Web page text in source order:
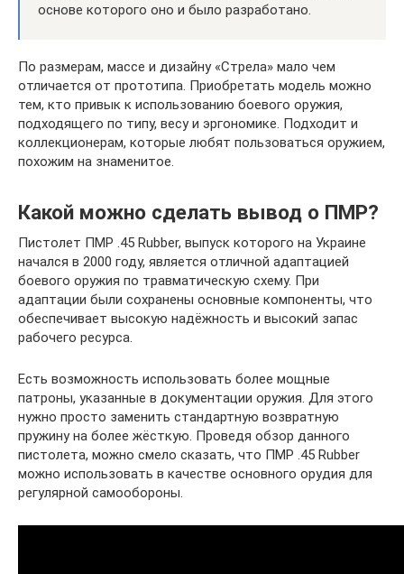
основе которого оно и было разработано.
По размерам, массе и дизайну «Стрела» мало чем
отличается от прототипа. Приобретать модель можно
тем, кто привык к использованию боевого оружия,
подходящего по типу, весу и эргономике. Подходит и
коллекционерам, которые любят пользоваться оружием,
похожим на знаменитое.
Какой можно сделать вывод о ПМР?
Пистолет ПМР .45 Rubber, выпуск которого на Украине
начался в 2000 году, является отличной адаптацией
боевого оружия по травматическую схему. При
адаптации были сохранены основные компоненты, что
обеспечивает высокую надёжность и высокий запас
рабочего ресурса.
Есть возможность использовать более мощные
патроны, указанные в документации оружия. Для этого
нужно просто заменить стандартную возвратную
пружину на более жёсткую. Проведя обзор данного
пистолета, можно смело сказать, что ПМР .45 Rubber
можно использовать в качестве основного орудия для
регулярной самообороны.